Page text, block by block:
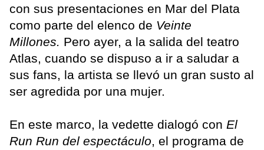
con sus presentaciones en Mar del Plata
como parte del elenco de Veinte
Millones. Pero ayer, a la salida del teatro
Atlas, cuando se dispuso a ir a saludar a
sus fans, la artista se llevó un gran susto al
ser agredida por una mujer.
En este marco, la vedette dialogó con El
Run Run del espectáculo, el programa de